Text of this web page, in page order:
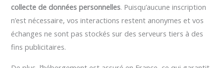
collecte de données personnelles. Puisqu’aucune inscription
n’est nécessaire, vos interactions restent anonymes et vos
échanges ne sont pas stockés sur des serveurs tiers à des
fins publicitaires.